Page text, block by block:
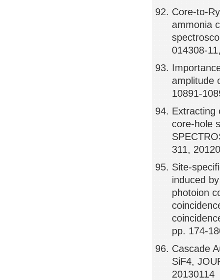
Core-to-
ammonia
014308-
amplitude
10891-
Extracting
core-hole
311,
Site-
induced
photoion
pp. 174-
Cascade
SiF4,
20130114